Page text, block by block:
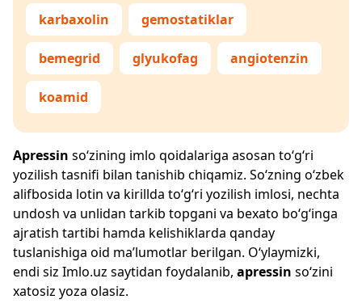
karbaxolin gemostatiklar
bemegrid glyukofag angiotenzin
koamid
Apressin so‘zining imlo qoidalariga asosan to‘g‘ri
yozilish tasnifi bilan tanishib chiqamiz. So‘zning o‘zbek
alifbosida lotin va kirillda to‘g‘ri yozilish imlosi, nechta
undosh va unlidan tarkib topgani va bexato bo‘g‘inga
ajratish tartibi hamda kelishiklarda qanday
tuslanishiga oid ma’lumotlar berilgan. O‘ylaymizki,
endi siz Imlo.uz saytidan foydalanib, apressin so‘zini
xatosiz yoza olasiz.